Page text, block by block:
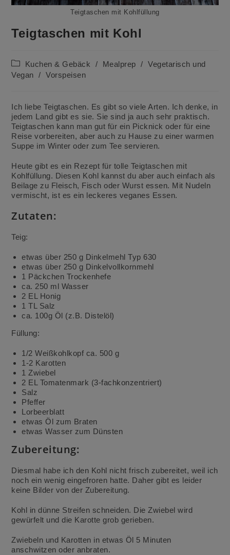
Teigtaschen mit Kohlfüllung
Teigtaschen mit Kohl
Beitrags-
Kategorie:
Kuchen & Gebäck / Mealprep /
Vegetarisch und
Vegan
/ Vorspeisen
Ich liebe Teigtaschen. Es gibt so viele Arten. Ich denke, in
jedem Land gibt es sie. Sie sind ja auch sehr praktisch.
Teigtaschen kann man gut für ein Picknick oder für eine
Reise vorbereiten, aber auch zu Hause zu einer warmen
Suppe im Winter oder zum Tee servieren.
Heute gibt es ein Rezept für tolle Teigtaschen mit
Kohlfüllung. Diesen Kohl kannst du aber auch einfach als
Beilage zu Fleisch, Fisch oder Wurst essen. Mit Nudeln
vermischt, ist es ein leckeres veganes Essen.
Zutaten:
Teig:
etwas über 250 g Dinkelmehl Typ 630
etwas über 250 g Dinkelvollkornmehl
1 Päckchen Trockenhefe
ca. 250 ml Wasser
2 EL Honig
1 TL Salz
ca. 100g Öl (z.B. Distelöl)
Füllung:
1/2 Weißkohlkopf ca. 500 g
1-2 Karotten
1 Zwiebel
2 EL Tomatenmark (3-fachkonzentriert)
Salz
Pfeffer
Lorbeerblatt
etwas Öl zum Braten
etwas Wasser zum Dünsten
Zubereitung:
Diesmal habe ich den Kohl nicht frisch zubereitet, weil ich
noch ein wenig eingefroren hatte. Daher gibt es leider
keine Bilder von der Zubereitung.
Kohl in dünne Streifen schneiden. Die Zwiebel wird
gewürfelt und die Karotte grob gerieben.
Zwiebeln und Karotten in etwas Öl 5 Minuten
anschwitzen oder anbraten.